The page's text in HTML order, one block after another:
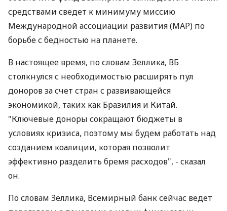
средствами сведет к минимуму миссию
Международной ассоциации развития (МАР) по
борьбе с бедностью на планете.
В настоящее время, по словам Зеллика, ВБ
столкнулся с необходимостью расширять пул
доноров за счет стран с развивающейся
экономикой, таких как Бразилия и Китай.
"Ключевые доноры сокращают бюджеты в
условиях кризиса, поэтому мы будем работать над
созданием коалиции, которая позволит
эффективно разделить бремя расходов", - сказал
он.
По словам Зеллика, Всемирный банк сейчас ведет